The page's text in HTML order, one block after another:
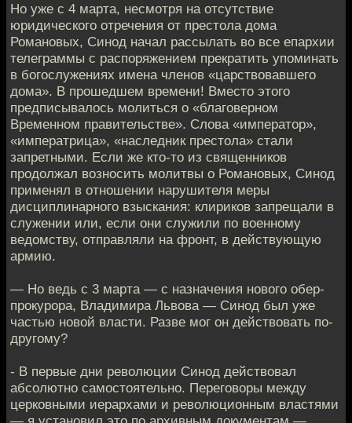
Но уже с 4 марта, несмотря на отсутствие
юридического отречения от престола дома
Романовых, Синод начал рассылать во все епархии
телеграммы с распоряжением прекратить упоминать
в богослужениях имена членов «царствовавшего
дома». В прошедшем времени! Вместо этого
предписывалось молиться о «благоверном
Временном правительстве». Слова «император»,
«императрица», «наследник престола» стали
запретными. Если же кто-то из священников
продолжал возносить молитвы о Романовых, Синод
применял в отношении нарушителя меры
дисциплинарного взыскания: клириков запрещали в
служении или, если они служили по военному
ведомству, отправляли на фронт, в действующую
армию.
— Но ведь с 3 марта — с назначения нового обер-
прокурора, Владимира Львова — Синод был уже
частью новой власти. Разве мог он действовать по-
другому?
- В первые дни революции Синод действовал
абсолютно самостоятельно. Переговоры между
церковными иерархами и революционным властями